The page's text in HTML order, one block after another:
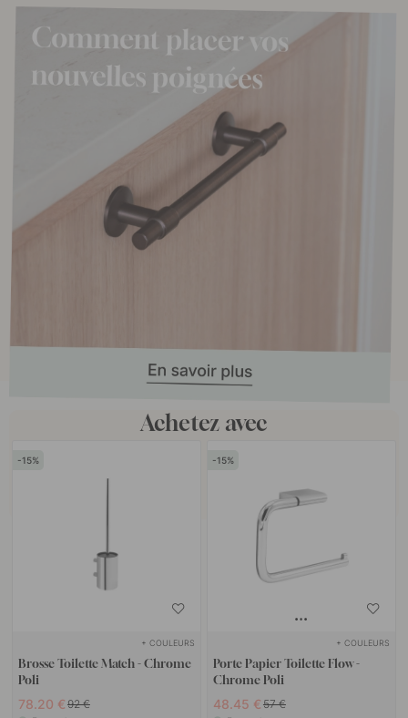
Achetez avec
15
+ COULEURS
Brosse Toilette Match - Chrome
Poli
78.20 € 92 €
15
+ COULEURS
Porte Papier Toilette Flow -
Chrome Poli
48.45 € 57 €